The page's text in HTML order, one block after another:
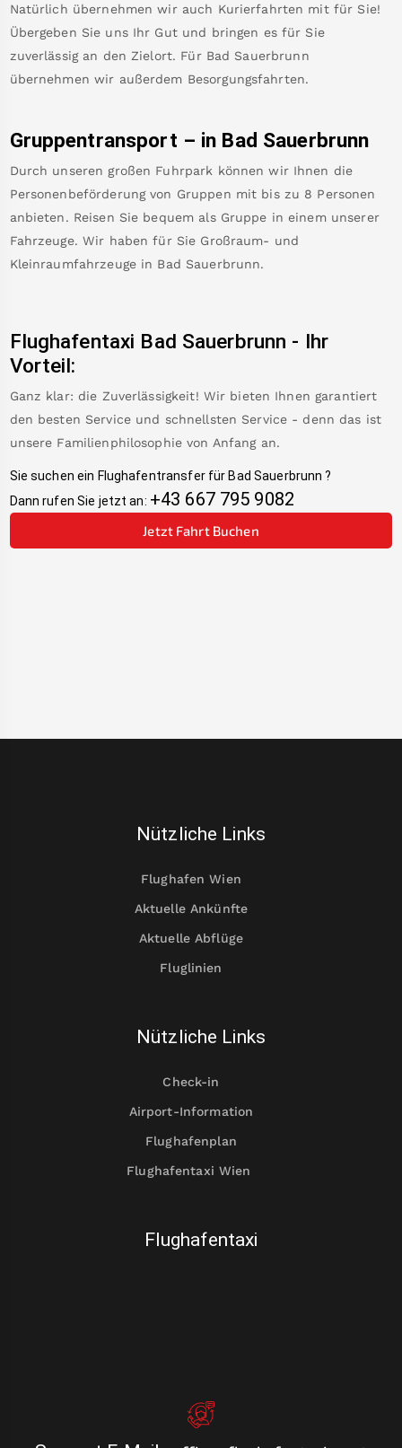
Natürlich übernehmen wir auch Kurierfahrten mit für Sie!
Übergeben Sie uns Ihr Gut und bringen es für Sie
zuverlässig an den Zielort. Für Bad Sauerbrunn
übernehmen wir außerdem Besorgungsfahrten.
Gruppentransport – in Bad Sauerbrunn
Durch unseren großen Fuhrpark können wir Ihnen die
Personenbeförderung von Gruppen mit bis zu 8 Personen
anbieten. Reisen Sie bequem als Gruppe in einem unserer
Fahrzeuge. Wir haben für Sie Großraum- und
Kleinraumfahrzeuge in Bad Sauerbrunn.
Flughafentaxi Bad Sauerbrunn - Ihr
Vorteil:
Ganz klar: die Zuverlässigkeit! Wir bieten Ihnen garantiert
den besten Service und schnellsten Service - denn das ist
unsere Familienphilosophie von Anfang an.
Sie suchen ein Flughafentransfer für Bad Sauerbrunn ?
Dann rufen Sie jetzt an: +43 667 795 9082
Jetzt Fahrt Buchen
Nützliche Links
Flughafen Wien
Aktuelle Ankünfte
Aktuelle Abflüge
Fluglinien
Nützliche Links
Check-in
Airport-Information
Flughafenplan
Flughafentaxi Wien
Flughafentaxi